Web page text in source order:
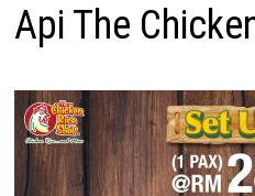
Api The